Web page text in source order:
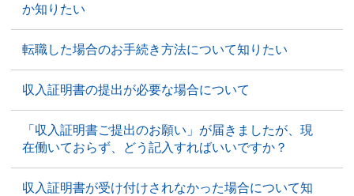
か知りたい
転職した場合のお手続き方法について知りたい
収入証明書の提出が必要な場合について
「収入証明書ご提出のお願い」が届きましたが、現
在働いておらず、どう記入すればいいですか？
収入証明書が受け付けされなかった場合について知